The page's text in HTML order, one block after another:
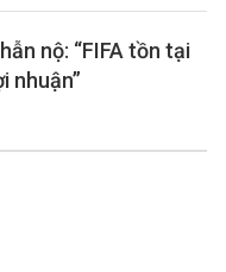
nộ: “FIFA tồn tại
nhuận”